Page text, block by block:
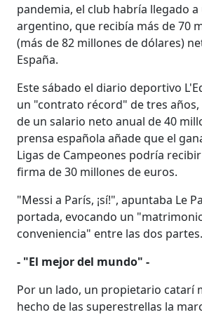
pandemia, el club habría llegado
argentino, que recibía más de 70
(más de 82 millones de dólares)
España.
Este sábado el diario deportivo
un "contrato récord" de tres
de un salario neto anual de 40
prensa española añade que el
Ligas de Campeones podría
firma de 30 millones de euros.
"Messi a París, ¡sí!", apuntaba Le
portada, evocando un
conveniencia" entre las dos partes.
- "El mejor del mundo" -
Por un lado, un propietario catarí
hecho de las superestrellas la